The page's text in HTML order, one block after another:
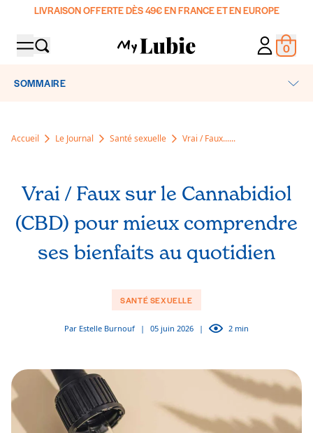
LIVRAISON OFFERTE DÈS 49€ EN FRANCE ET EN EUROPE
SHOP
Lubrifiants
Préservatifs
Coffrets & Packs
L'abonnement My Lubie
Manifesto
Nos ingrédients
Le Guide
DIAGNOSTIC
MON 0
Accueil Le Journal Santé sexuelle Vrai / Faux......
Vrai / Faux sur le Cannabidiol
(CBD) pour mieux comprendre
ses bienfaits au quotidien
SANTÉ SEXUELLE
Par Estelle Burnouf | 05 juin 2026 | 2 min
SOMMAIRE